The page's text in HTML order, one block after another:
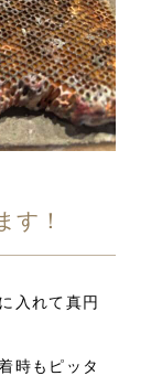
す！
入れて真円
時もピッタ